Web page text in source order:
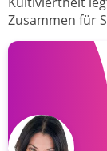
Zusammen für